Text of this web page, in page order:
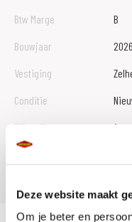
Deze website maakt
Om je beter en
Btw Marge
B
Bouwjaar
2026
Vestiging
Conditie
Rijbewijs type
A